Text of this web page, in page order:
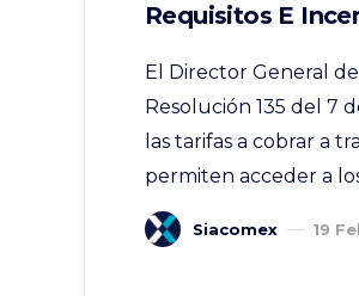
Requisitos E
El Director General
Resolución 135 del 7
las tarifas a cobrar a
permiten acceder a
Siacomex 19